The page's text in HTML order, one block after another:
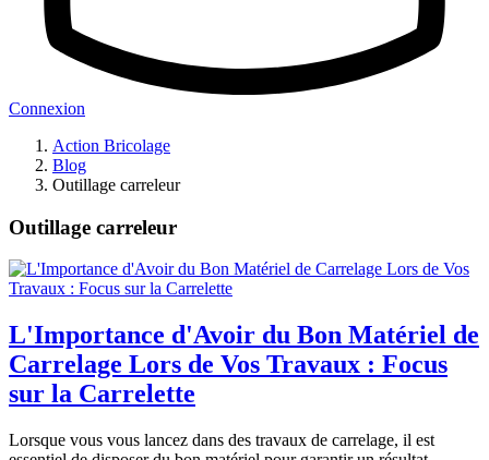
Connexion
Action Bricolage
Blog
Outillage carreleur
Outillage carreleur
L'Importance d'Avoir du Bon Matériel de
Carrelage Lors de Vos Travaux : Focus
sur la Carrelette
Lorsque vous vous lancez dans des travaux de carrelage, il est